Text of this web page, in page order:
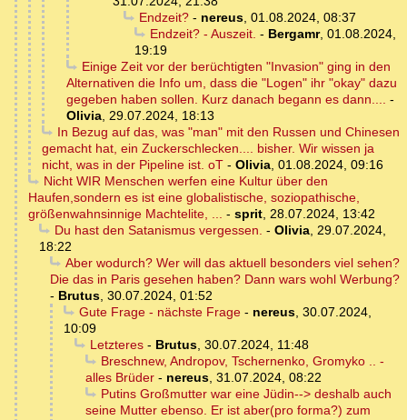
Endzeit?- nereus, 01.08.2024, 08:37
Endzeit? - Auszeit. - Bergamr, 01.08.2024,
19:19
Einige Zeit vor der berüchtigten "Invasion" ging in den
Alternativen die Info um, dass die "Logen" ihr "okay" dazu
gegeben haben sollen. Kurz danach begann es dann.... -
Olivia, 29.07.2024, 18:13
In Bezug auf das, was "man" mit den Russen und Chinesen
gemacht hat, ein Zuckerschlecken.... bisher. Wir wissen ja
nicht, was in der Pipeline ist. oT - Olivia, 01.08.2024, 09:16
Nicht WIR Menschen werfen eine Kultur über den
Haufen,sondern es ist eine globalistische, soziopathische,
größenwahnsinnige Machtelite, ... - sprit, 28.07.2024, 13:42
Du hast den Satanismus vergessen. - Olivia, 29.07.2024,
18:22
Aber wodurch? Wer will das aktuell besonders viel sehen?
Die das in Paris gesehen haben? Dann wars wohl Werbung?
- Brutus, 30.07.2024, 01:52
Gute Frage - nächste Frage- nereus, 30.07.2024,
10:09
Letzteres- Brutus, 30.07.2024, 11:48
Breschnew, Andropov, Tschernenko, Gromyko .. -
alles Brüder - nereus, 31.07.2024, 08:22
Putins Großmutter war eine Jüdin--> deshalb auch
seine Mutter ebenso. Er ist aber(pro forma?) zum